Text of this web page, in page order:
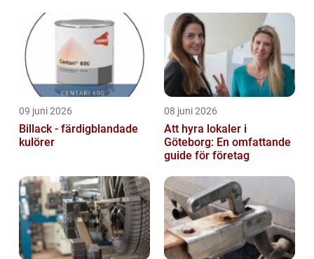
09 juni 2026
Billack - färdigblandade
kulörer
08 juni 2026
Att hyra lokaler i
Göteborg: En omfattande
guide för företag